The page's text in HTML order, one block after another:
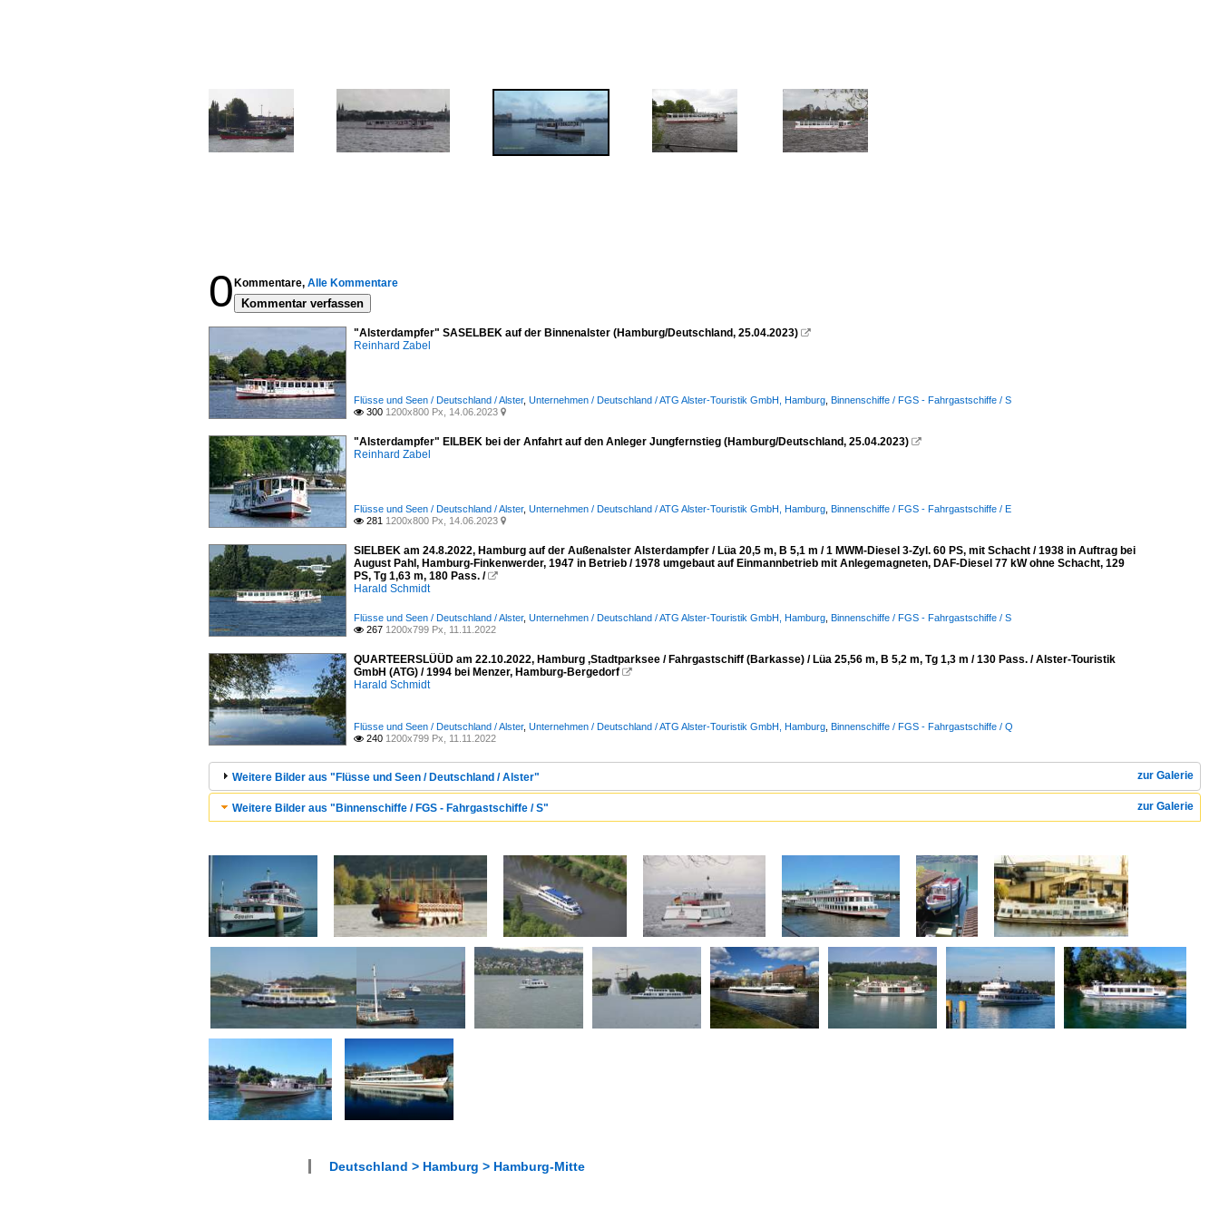
0 Kommentare, Alle Kommentare
Kommentar verfassen
"Alsterdampfer" SASELBEK auf der Binnenalster (Hamburg/Deutschland, 25.04.2023) 
Reinhard Zabel
Flüsse und Seen / Deutschland / Alster, Unternehmen / Deutschland / ATG Alster-Touristik GmbH, Hamburg Binnenschiffe / FGS - Fahrgastschiffe / S
 300 1200x800 Px, 14.06.2023 
"Alsterdampfer" EILBEK bei der Anfahrt auf den Anleger Jungfernstieg (Hamburg/Deutschland, 25.04.2023) 
Reinhard Zabel
Flüsse und Seen / Deutschland / Alster, Unternehmen / Deutschland / ATG Alster-Touristik GmbH, Hamburg Binnenschiffe / FGS - Fahrgastschiffe / E
 281 1200x800 Px, 14.06.2023 
SIELBEK am 24.8.2022, Hamburg auf der Außenalster Alsterdampfer / Lüa 20,5 m, B 5,1 m / 1 MWM-Diesel 3-Zyl. 60 PS, mit Schacht / 1938 in Auftrag bei
August Pahl, Hamburg-Finkenwerder, 1947 in Betrieb / 1978 umgebaut auf Einmannbetrieb mit Anlegemagneten, DAF-Diesel 77 kW ohne Schacht, 129
PS, Tg 1,63 m, 180 Pass. /
Harald Schmidt
Flüsse und Seen / Deutschland / Alster, Unternehmen / Deutschland / ATG Alster-Touristik GmbH, Hamburg Binnenschiffe / FGS - Fahrgastschiffe / S
 267 1200x799 Px, 11.11.2022
QUARTEERSLÜÜD am 22.10.2022, Hamburg ,Stadtparksee / Fahrgastschiff (Barkasse) / Lüa 25,56 m, B 5,2 m, Tg 1,3 m / 130 Pass. / Alster-Touristik
GmbH (ATG) / 1994 bei Menzer, Hamburg-Bergedorf 
Harald Schmidt
Flüsse und Seen / Deutschland / Alster, Unternehmen / Deutschland / ATG Alster-Touristik GmbH, Hamburg Binnenschiffe / FGS - Fahrgastschiffe / Q
 240 1200x799 Px, 11.11.2022
zur Galerie
Weitere Bilder aus "Flüsse und Seen / Deutschland / Alster"
zur Galerie
Weitere Bilder aus "Binnenschiffe / FGS - Fahrgastschiffe / S"
Deutschland > Hamburg > Hamburg-Mitte